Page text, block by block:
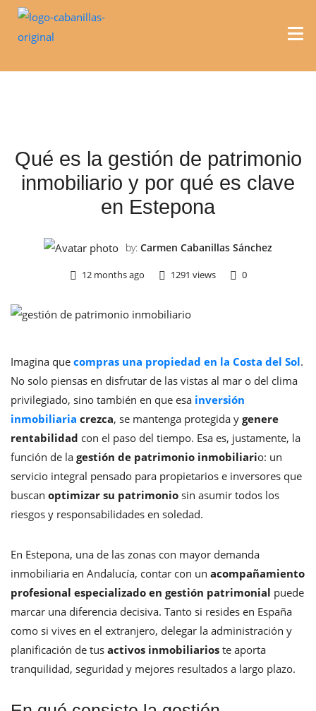
Qué es la gestión de patrimonio
inmobiliario y por qué es clave
en Estepona
by: Carmen Cabanillas Sánchez
12 months ago 1291 views 0
Imagina que compras una propiedad en la Costa del Sol.
No solo piensas en disfrutar de las vistas al mar o del clima
privilegiado, sino también en que esa inversión
inmobiliaria crezca, se mantenga protegida y genere
rentabilidad con el paso del tiempo. Esa es, justamente, la
función de la gestión de patrimonio inmobiliario: un
servicio integral pensado para propietarios e inversores que
buscan optimizar su patrimonio sin asumir todos los
riesgos y responsabilidades en soledad.
En Estepona, una de las zonas con mayor demanda
inmobiliaria en Andalucía, contar con un acompañamiento
profesional especializado en gestión patrimonial puede
marcar una diferencia decisiva. Tanto si resides en España
como si vives en el extranjero, delegar la administración y
planificación de tus activos inmobiliarios te aporta
tranquilidad, seguridad y mejores resultados a largo plazo.